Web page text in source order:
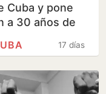
Cuba y pone
a 30 años de
la isla
17 días